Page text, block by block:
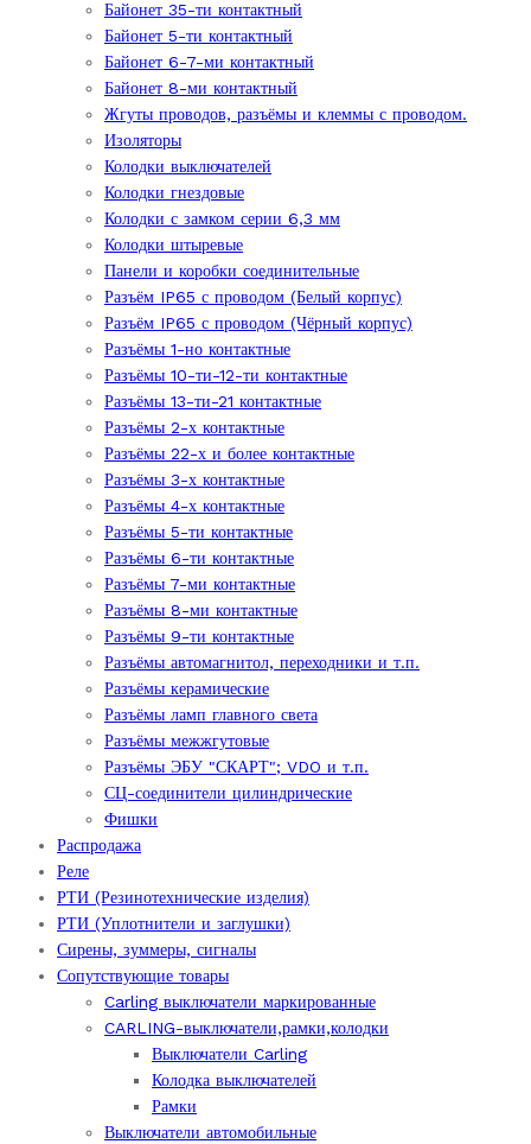
Байонет 35-ти контактный
Байонет 5-ти контактный
Байонет 6-7-ми контактный
Байонет 8-ми контактный
Жгуты проводов, разъёмы и клеммы с проводом.
Изоляторы
Колодки выключателей
Колодки гнездовые
Колодки с замком серии 6,3 мм
Колодки штыревые
Панели и коробки соединительные
Разъём IP65 с проводом (Белый корпус)
Разъём IP65 с проводом (Чёрный корпус)
Разъёмы 1-но контактные
Разъёмы 10-ти-12-ти контактные
Разъёмы 13-ти-21 контактные
Разъёмы 2-х контактные
Разъёмы 22-х и более контактные
Разъёмы 3-х контактные
Разъёмы 4-х контактные
Разъёмы 5-ти контактные
Разъёмы 6-ти контактные
Разъёмы 7-ми контактные
Разъёмы 8-ми контактные
Разъёмы 9-ти контактные
Разъёмы автомагнитол, переходники и т.п.
Разъёмы керамические
Разъёмы ламп главного света
Разъёмы межжгутовые
Разъёмы ЭБУ "СКАРТ"; VDO и т.п.
СЦ-соединители цилиндрические
Фишки
Распродажа
Реле
РТИ (Резинотехнические изделия)
РТИ (Уплотнители и заглушки)
Сирены, зуммеры, сигналы
Сопутствующие товары
Carling выключатели маркированные
CARLING-выключатели,рамки,колодки
Выключатели Carling
Колодка выключателей
Рамки
Выключатели автомобильные